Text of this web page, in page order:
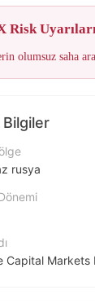
Risk
rusya
Capital Markets